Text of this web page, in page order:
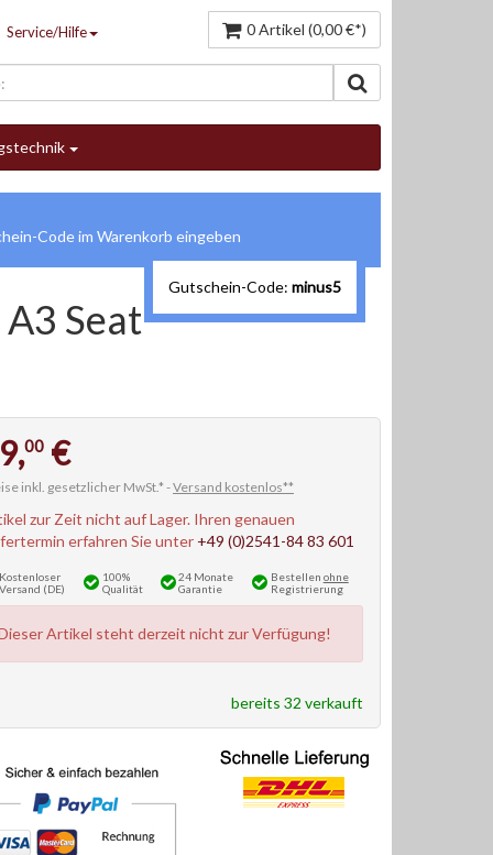
Service/Hilfe 0 Artikel (0,00 €*)
Gutschein-Code: minus5
Seat
00 €
inkl. gesetzlicher MwSt.* -Versand kostenlos**
zur Zeit nicht auf Lager. Ihren genauen
erfahren Sie unter +49 (0)2541-84 83 601
Kostenloser
Versand (DE)
100%
Qualität
24 Monate
Garantie
Bestellen ohne
Registrierung
Artikel steht derzeit nicht zur Verfügung!
bereits 32 verkauft